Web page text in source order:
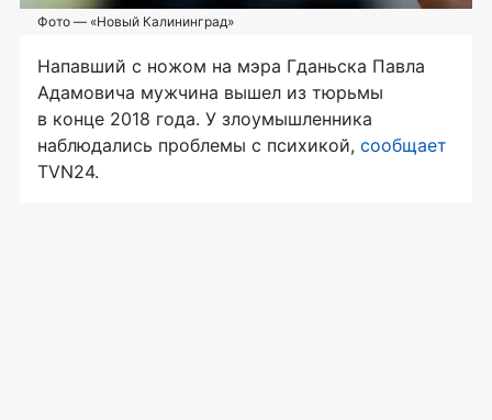
Фото — «Новый Калининград»
Напавший с ножом на мэра Гданьска Павла
Адамовича мужчина вышел из тюрьмы
в конце 2018 года. У злоумышленника
наблюдались проблемы с психикой, сообщает
TVN24.